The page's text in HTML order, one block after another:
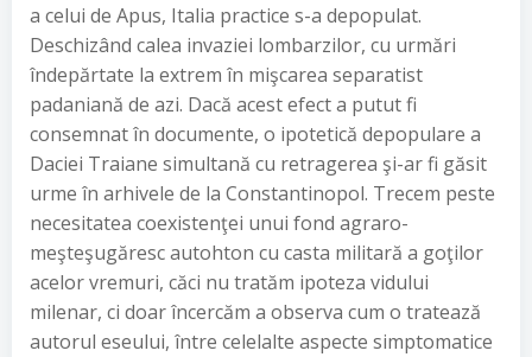
a celui de Apus, Italia practice s-a depopulat.
Deschizând calea invaziei lombarzilor, cu urmări
îndepărtate la extrem în mişcarea separatist
padaniană de azi. Dacă acest efect a putut fi
consemnat în documente, o ipotetică depopulare a
Daciei Traiane simultană cu retragerea şi-ar fi găsit
urme în arhivele de la Constantinopol. Trecem peste
necesitatea coexistenţei unui fond agraro-
meşteşugăresc autohton cu casta militară a goţilor
acelor vremuri, căci nu tratăm ipoteza vidului
milenar, ci doar încercăm a observa cum o tratează
autorul eseului, între celelalte aspecte simptomatice